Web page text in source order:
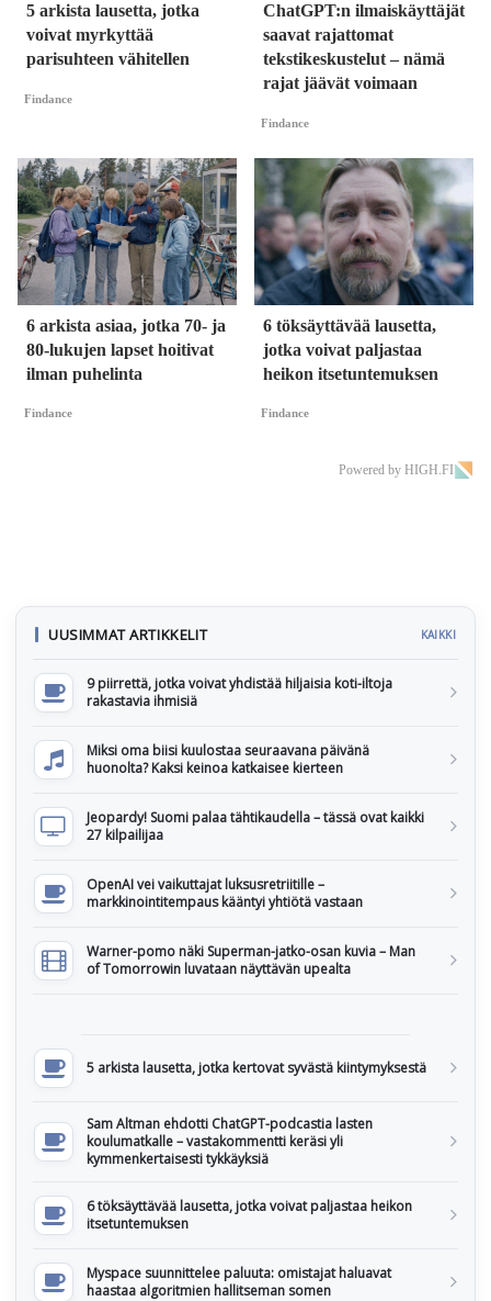
5 arkista lausetta, jotka
voivat myrkyttää
parisuhteen vähitellen
Findance
ChatGPT:n ilmaiskäyttäjät
saavat rajattomat
tekstikeskustelut – nämä
rajat jäävät voimaan
Findance
6 arkista asiaa, jotka 70- ja
80-lukujen lapset hoitivat
ilman puhelinta
Findance
6 töksäyttävää lausetta,
jotka voivat paljastaa
heikon itsetuntemuksen
Findance
Powered by HIGH.FI
UUSIMMAT ARTIKKELIT KAIKKI
9 piirrettä, jotka voivat yhdistää hiljaisia koti-iltoja
rakastavia ihmisiä
Miksi oma biisi kuulostaa seuraavana päivänä
huonolta? Kaksi keinoa katkaisee kierteen
Jeopardy! Suomi palaa tähtikaudella – tässä ovat kaikki
27 kilpailijaa
OpenAI vei vaikuttajat luksusretriitille –
markkinointitempaus kääntyi yhtiötä vastaan
Warner-pomo näki Superman-jatko-osan kuvia – Man
of Tomorrowin luvataan näyttävän upealta
5 arkista lausetta, jotka kertovat syvästä kiintymyksestä
Sam Altman ehdotti ChatGPT-podcastia lasten
koulumatkalle – vastakommentti keräsi yli
kymmenkertaisesti tykkäyksiä
6 töksäyttävää lausetta, jotka voivat paljastaa heikon
itsetuntemuksen
Myspace suunnittelee paluuta: omistajat haluavat
haastaa algoritmien hallitseman somen